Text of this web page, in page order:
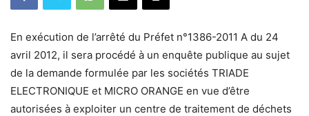
En exécution de l’arrêté du Préfet n°1386-2011 A du 24
avril 2012, il sera procédé à un enquête publique au sujet
de la demande formulée par les sociétés TRIADE
ELECTRONIQUE et MICRO ORANGE en vue d’être
autorisées à exploiter un centre de traitement de déchets